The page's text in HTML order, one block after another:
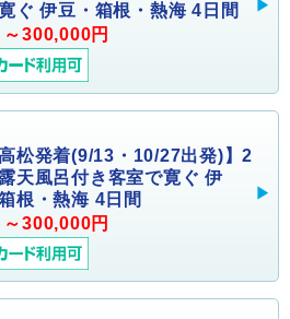
ぐ 伊豆・箱根・熱海 4日間
300,000円
松発着(9/13・10/27出発)】2
天風呂付き客室で寛ぐ 伊
根・熱海 4日間
300,000円